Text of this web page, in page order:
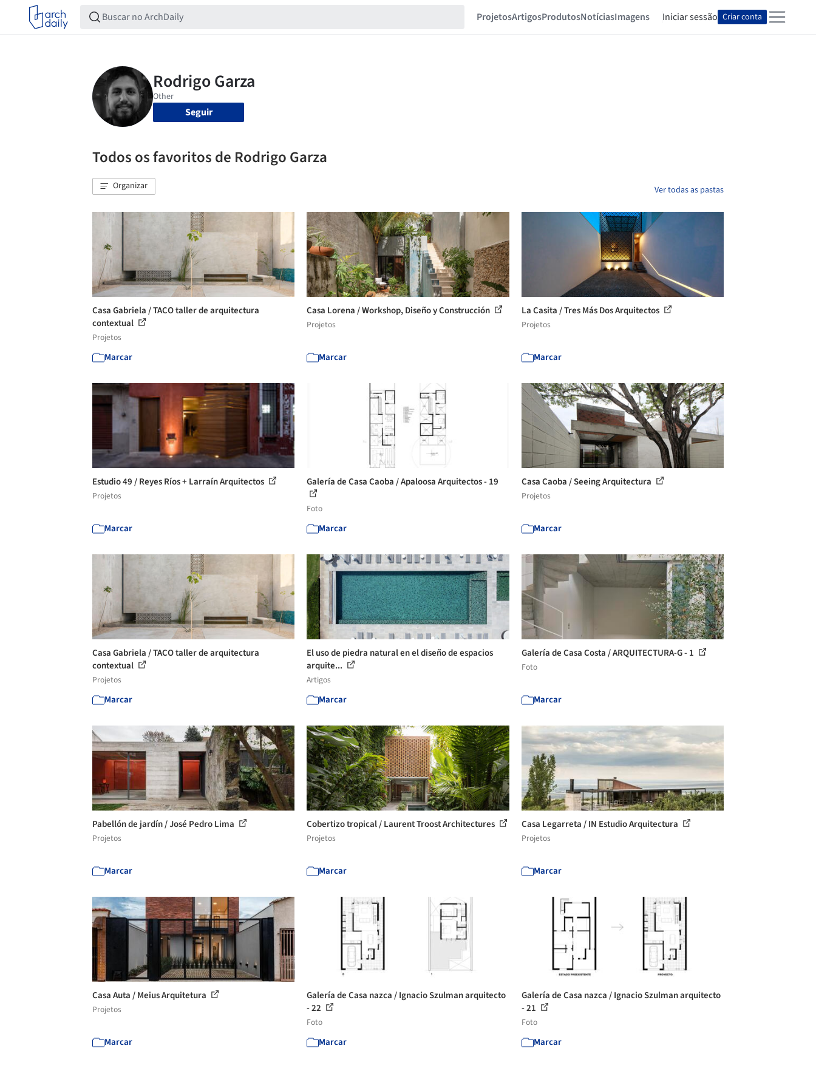
ProjetosArtigosProdutosNotíciasImagens Iniciar sessão Criar conta
Seguir
Todos os favoritos de Rodrigo Garza
Organizar Ver todas as pastas
Casa Gabriela / TACO taller de arquitectura
contextual
Projetos
Marcar
Casa Lorena / Workshop, Diseño y Construcción
Projetos
Marcar
La Casita / Tres Más Dos Arquitectos
Projetos
Marcar
Estudio 49 / Reyes Ríos + Larraín Arquitectos
Projetos
Marcar
Galería de Casa Caoba / Apaloosa Arquitectos - 19
Foto
Marcar
Casa Caoba / Seeing Arquitectura
Projetos
Marcar
Casa Gabriela / TACO taller de arquitectura
contextual
Projetos
Marcar
El uso de piedra natural en el diseño de espacios
arquite...
Artigos
Marcar
Galería de Casa Costa / ARQUITECTURA-G - 1
Foto
Marcar
Pabellón de jardín / José Pedro Lima
Projetos
Marcar
Cobertizo tropical / Laurent Troost Architectures
Projetos
Marcar
Casa Legarreta / IN Estudio Arquitectura
Projetos
Marcar
Casa Auta / Meius Arquitetura
Projetos
Marcar
Galería de Casa nazca / Ignacio Szulman arquitecto
- 22
Foto
Marcar
Galería de Casa nazca / Ignacio Szulman arquitecto
- 21
Foto
Marcar